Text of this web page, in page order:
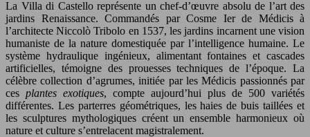
La Villa di Castello représente un chef-d’œuvre absolu de l’art des
jardins Renaissance. Commandés par Cosme Ier de Médicis à
l’architecte Niccolò Tribolo en 1537, les jardins incarnent une vision
humaniste de la nature domestiquée par l’intelligence humaine. Le
système hydraulique ingénieux, alimentant fontaines et cascades
artificielles, témoigne des prouesses techniques de l’époque. La
célèbre collection d’agrumes, initiée par les Médicis passionnés par
ces plantes exotiques, compte aujourd’hui plus de 500 variétés
différentes. Les parterres géométriques, les haies de buis taillées et
les sculptures mythologiques créent un ensemble harmonieux où
nature et culture s’entrelacent magistralement.